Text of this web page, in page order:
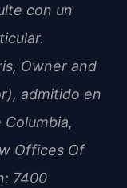
con un
Owner and
admitido en
Offices Of
7400